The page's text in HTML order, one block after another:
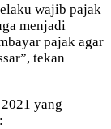
wajib pajak
menjadi
pajak agar
tekan
yang